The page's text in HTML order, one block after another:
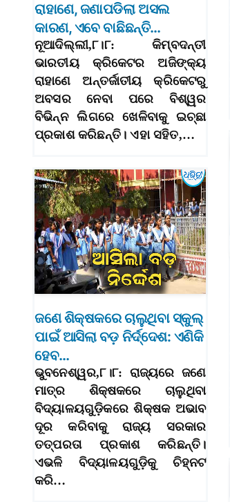
ରାହାଣେ, ଜଣାପଡିଲା ଅସଲ
କାରଣ, ଏବେ ବାଛିଛନ୍ତି…
ନୂଆଦିଲ୍ଲୀ,୮।୮: କିମ୍ବଦନ୍ତୀ
ଭାରତୀୟ କ୍ରିକେଟର ଅଜିଙ୍କ୍ୟ
ରାହାଣେ ଅନ୍ତର୍ଜାତୀୟ କ୍ରିକେଟରୁ
ଅବସର ନେବା ପରେ ବିଶ୍ୱର
ବିଭିନ୍ନ ଲିଗରେ ଖେଳିବାକୁ ଇଚ୍ଛା
ପ୍ରକାଶ କରିଛନ୍ତି। ଏହା ସହିତ,…
ଜଣେ ଶିକ୍ଷକରେ ଚାଲୁଥିବା ସ୍କୁଲ୍‌
ପାଇଁ ଆସିଲା ବଡ଼ ନିର୍ଦ୍ଦେଶ: ଏଣିକି
ହେବ…
ଭୁବନେଶ୍ୱର,୮।୮: ରାଜ୍ୟରେ ଜଣେ
ମାତ୍ର ଶିକ୍ଷକରେ ଚାଲୁଥିବା
ବିଦ୍ୟାଳୟଗୁଡ଼ିକରେ ଶିକ୍ଷକ ଅଭାବ
ଦୂର କରିବାକୁ ରାଜ୍ୟ ସରକାର
ତତ୍ପରତା ପ୍ରକାଶ କରିଛନ୍ତି।
ଏଭଳି ବିଦ୍ୟାଳୟଗୁଡ଼ିକୁ ଚିହ୍ନଟ
କରି…